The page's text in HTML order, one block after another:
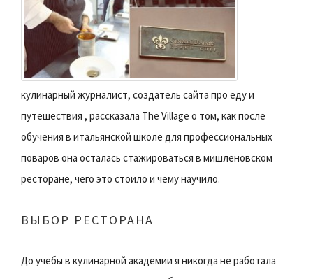
кулинарный журналист, создатель сайта про еду и
путешествия , рассказала The Village о том, как после
обучения в итальянской школе для профессиональных
поваров она осталась стажироваться в мишленовском
ресторане, чего это стоило и чему научило.
ВЫБОР РЕСТОРАНА
До учебы в кулинарной академии я никогда не работала